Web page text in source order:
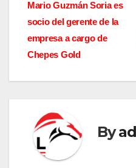
a
v
a
c
Mario Guzmán Soria es
socio del gerente de la
empresa a cargo de
Chepes Gold
By